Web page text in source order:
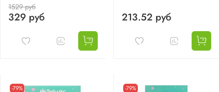
1529 руб
329 руб 213.52 руб
-79% -79%